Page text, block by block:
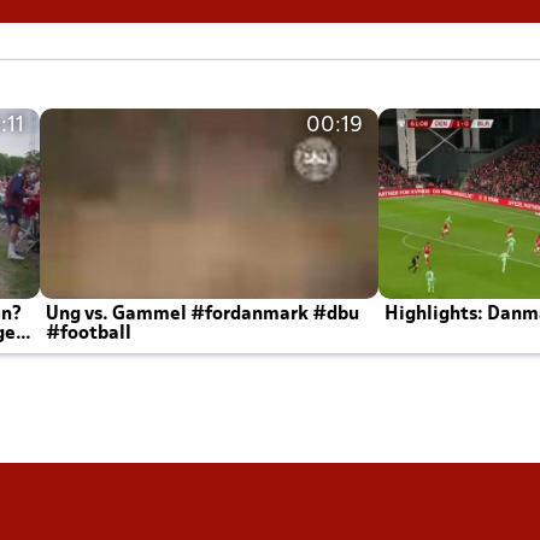
00:19
Ung vs. Gammel #fordanmark #dbu
#football
Highlights: